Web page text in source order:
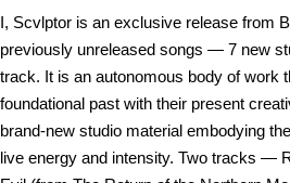
I, Scvlptor is an exclusive release from
previously unreleased songs — 7 new
track. It is an autonomous body of work
foundational past with their present
brand-new studio material embodying
live energy and intensity. Two tracks —